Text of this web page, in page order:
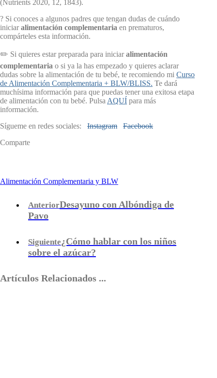
(Nutrients 2020, 12, 1843).
? Si conoces a algunos padres que tengan dudas de cuándo
iniciaralimentación complementaria en prematuros,
compárteles esta información.
✏️ Si quieres estar preparada para iniciaralimentación
complementaria o si ya la has empezado y quieres aclarar
dudas sobre la alimentación de tu bebé, te recomiendo mi Curso
de Alimentación Complementaria + BLW/BLISS. Te dará
muchísima información para que puedas tener una exitosa etapa
de alimentación con tu bebé. Pulsa AQUÍ para más
información.
Sígueme en redes sociales: Instagram Facebook
Comparte
Alimentación Complementaria y BLW
AnteriorDesayuno con Albóndiga de
Pavo
Siguiente¿Cómo hablar con los niños
sobre el azúcar?
Artículos Relacionados ...